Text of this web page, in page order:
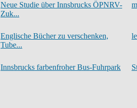
Neue Studie über Innsbrucks ÖPNRV-
Zuk...
Englische Bücher zu verschenken,
Tube...
Innsbrucks farbenfroher Bus-Fuhrpark